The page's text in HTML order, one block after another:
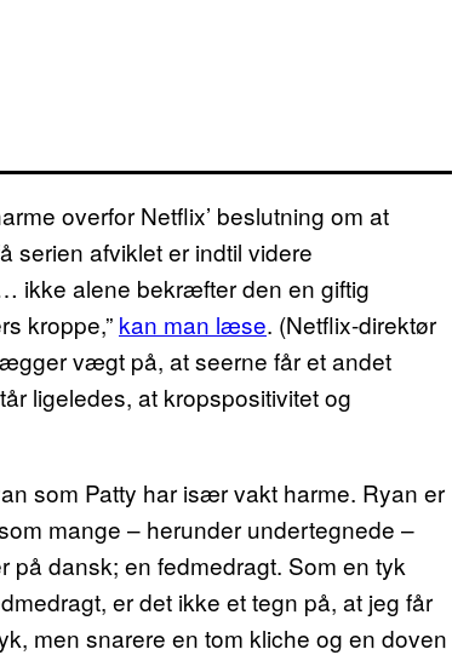
overfor Netflix’ beslutning om at
serien afviklet er indtil videre
ikke alene bekræfter den en giftig
kroppe,” kan man læse. (Netflix-direktør
vægt på, at seerne får et andet
ligeledes, at kropspositivitet og
som Patty har især vakt harme. Ryan er
mange – herunder undertegnede –
på dansk; en fedmedragt. Som en tyk
er det ikke et tegn på, at jeg får
men snarere en tom kliche og en doven